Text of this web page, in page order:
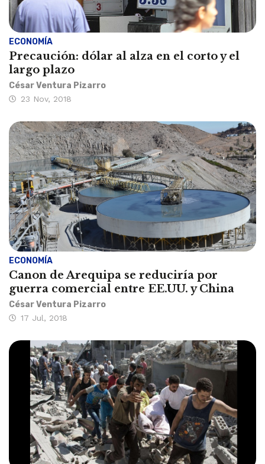
ECONOMÍA
Precaución: dólar al alza en el corto y el
largo plazo
César Ventura Pizarro
23 Nov, 2018
ECONOMÍA
Canon de Arequipa se reduciría por
guerra comercial entre EE.UU. y China
César Ventura Pizarro
17 Jul, 2018